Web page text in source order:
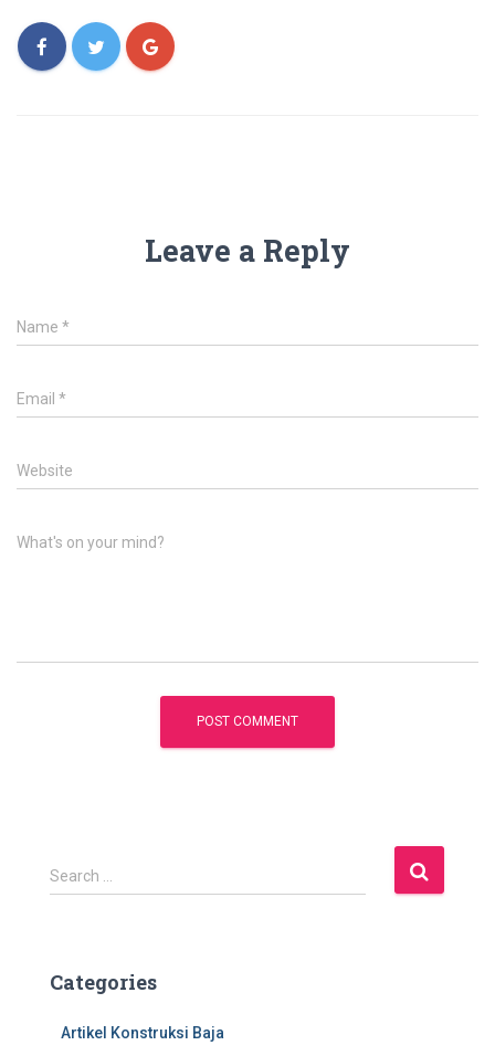
Leave a Reply
Name *
Email *
Website
What's on your mind?
S
e
h
Search …
Categories
Artikel Konstruksi Baja